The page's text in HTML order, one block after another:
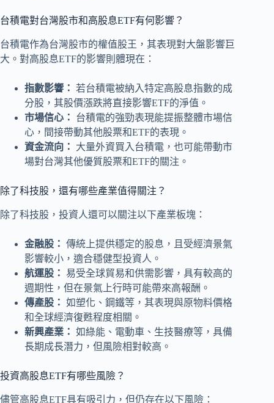
台積電對台灣股市和高股息ETF有何影響？
台積電作為台灣股市的權值股王，其表現對大盤影響巨
大。對高股息ETF的影響則體現在：
指數影響： 若台積電被納入特定高股息指數的成
分股，其股價漲跌將直接影響ETF的淨值。
市場信心：
台積電的強勁表現能提振整體市場信
心，間接帶動其他股票和ETF的表現。
資金流向：
大量外資買入台積電，也可能帶動市
場對台灣其他優質股票和ETF的關注。
除了科技股，還有哪些產業值得關注？
除了科技股，投資人還可以關注以下產業板塊：
金融股： 傳統上提供穩定的股息，且受經濟景氣
影響較小，適合穩健型投資人。
航運股： 易受全球貿易和供需影響，具有較高的
週期性，但在景氣上行時可能帶來高報酬。
傳產股： 如塑化、鋼鐵等，其表現與原物料價格
和全球經濟復甦程度相關。
新興產業： 如綠能、電動車、生技醫療等，具備
長期成長潛力，但風險相對較高。
投資高股息ETF有哪些風險？
儘管高股息ETF具有吸引力，但仍存在以下風險：